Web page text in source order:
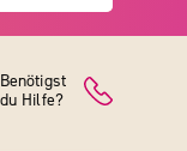
Benötigst
du Hilfe?